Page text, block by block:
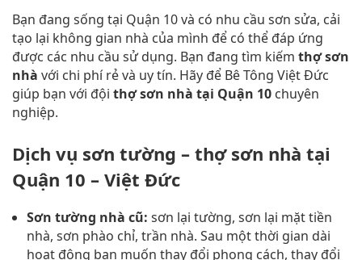
Bạn đang sống tại Quận 10 và có nhu cầu sơn sửa, cải
tạo lại không gian nhà của mình để có thể đáp ứng
được các nhu cầu sử dụng. Bạn đang tìm kiếm thợ sơn
nhà với chi phí rẻ và uy tín. Hãy để Bê Tông Việt Đức
giúp bạn với đội thợ sơn nhà tại Quận 10 chuyên
nghiệp.
Dịch vụ sơn tường – thợ sơn nhà tại
Quận 10 – Việt Đức
Sơn tường nhà cũ: sơn lại tường, sơn lại mặt tiền
nhà, sơn phào chỉ, trần nhà. Sau một thời gian dài
hoạt động bạn muốn thay đổi phong cách, thay đổi